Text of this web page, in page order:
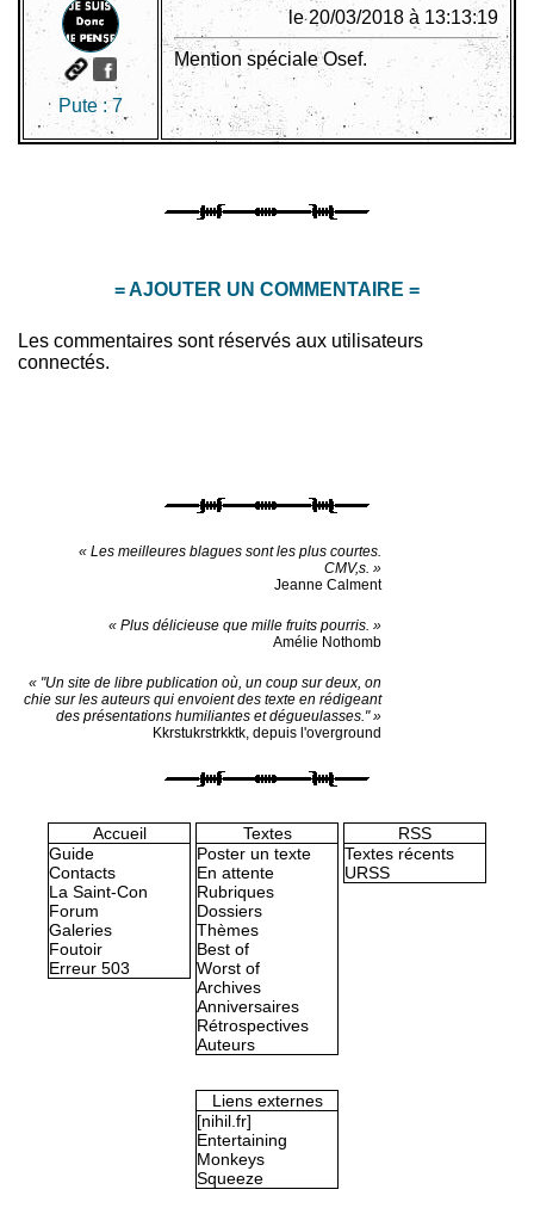
Pute :7
le 20/03/2018 à 13:13:19
Mention spéciale Osef.
= AJOUTER UN COMMENTAIRE =
Les commentaires sont réservés aux utilisateurs
connectés.
« Les meilleures blagues sont les plus courtes.
CMV,s. »
Jeanne Calment
« Plus délicieuse que mille fruits pourris. »
Amélie Nothomb
« "Un site de libre publication où, un coup sur deux, on
chie sur les auteurs qui envoient des texte en rédigeant
des présentations humiliantes et dégueulasses." »
Kkrstukrstrkktk, depuis l'overground
Accueil
Guide
Contacts
La Saint-Con
Forum
Galeries
Foutoir
Erreur 503
Textes
Poster un texte
En attente
Rubriques
Dossiers
Thèmes
Best of
Worst of
Archives
Anniversaires
Rétrospectives
Auteurs
RSS
Textes récents
URSS
Liens externes
[nihil.fr]
Entertaining
Monkeys
Squeeze